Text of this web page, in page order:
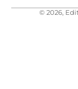
© 2026,